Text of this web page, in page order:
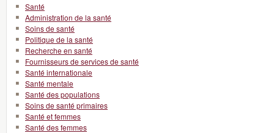
Santé
Administration de la santé
Soins de santé
Politique de la santé
Recherche en santé
Fournisseurs de services de santé
Santé internationale
Santé mentale
Santé des populations
Soins de santé primaires
Santé et femmes
Santé des femmes